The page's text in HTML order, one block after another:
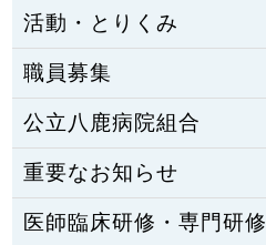
活動・とりくみ
職員募集
公立八鹿病院組合
重要なお知らせ
医師臨床研修・専門研修